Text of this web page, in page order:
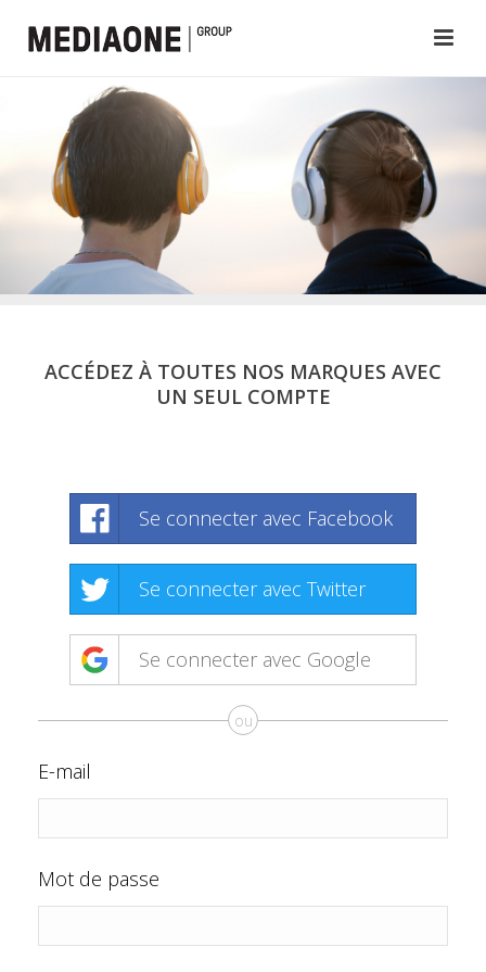
ACCÉDEZ À TOUTES NOS MARQUES AVEC
UN SEUL COMPTE
Se connecter avec Facebook
Se connecter avec Twitter
Se connecter avec Google
ou
E-mail
Mot de passe